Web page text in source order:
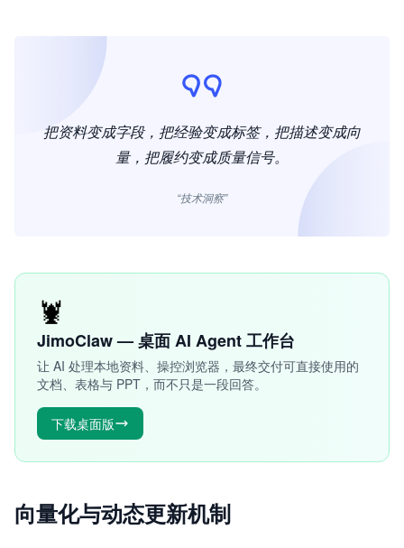
把资料变成字段，把经验变成标签，把描述变成向
量，把履约变成质量信号。
“技术洞察”
🦞
JimoClaw — 桌面 AI Agent 工作台
让 AI 处理本地资料、操控浏览器，最终交付可直接使用的
文档、表格与 PPT，而不只是一段回答。
下载桌面版
向量化与动态更新机制